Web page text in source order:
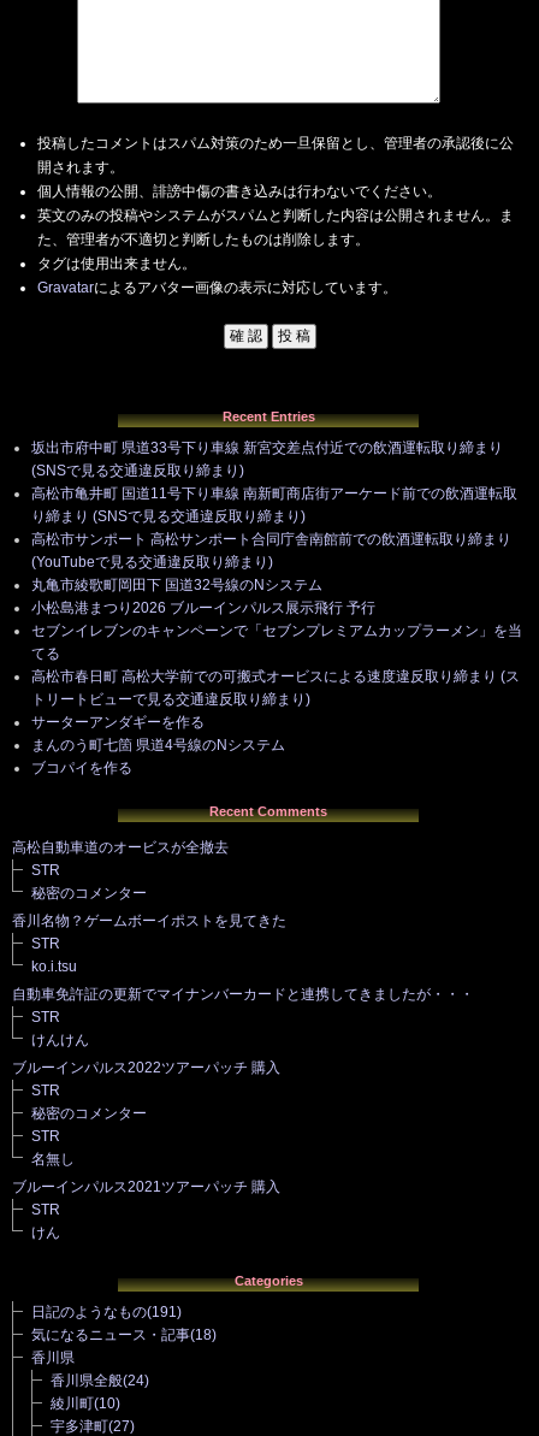
投稿したコメントはスパム対策のため一旦保留とし、管理者の承認後に公
開されます。
個人情報の公開、誹謗中傷の書き込みは行わないでください。
英文のみの投稿やシステムがスパムと判断した内容は公開されません。ま
た、管理者が不適切と判断したものは削除します。
タグは使用出来ません。
Gravatarによるアバター画像の表示に対応しています。
Recent Entries
坂出市府中町 県道33号下り車線 新宮交差点付近での飲酒運転取り締まり
(SNSで見る交通違反取り締まり)
高松市亀井町 国道11号下り車線 南新町商店街アーケード前での飲酒運転取
り締まり (SNSで見る交通違反取り締まり)
高松市サンポート 高松サンポート合同庁舎南館前での飲酒運転取り締まり
(YouTubeで見る交通違反取り締まり)
丸亀市綾歌町岡田下 国道32号線のNシステム
小松島港まつり2026 ブルーインパルス展示飛行 予行
セブンイレブンのキャンペーンで「セブンプレミアムカップラーメン」を当
てる
高松市春日町 高松大学前での可搬式オービスによる速度違反取り締まり (ス
トリートビューで見る交通違反取り締まり)
サーターアンダギーを作る
まんのう町七箇 県道4号線のNシステム
ブコパイを作る
Recent Comments
高松自動車道のオービスが全撤去
STR
秘密のコメンター
香川名物？ゲームボーイポストを見てきた
STR
ko.i.tsu
自動車免許証の更新でマイナンバーカードと連携してきましたが・・・
STR
けんけん
ブルーインパルス2022ツアーパッチ 購入
STR
秘密のコメンター
STR
名無し
ブルーインパルス2021ツアーパッチ 購入
STR
けん
Categories
日記のようなもの(191)
気になるニュース・記事(18)
香川県
香川県全般(24)
綾川町(10)
宇多津町(27)